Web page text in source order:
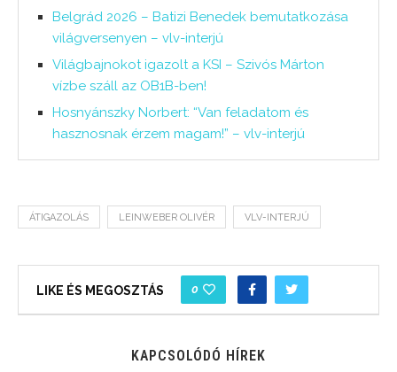
Belgrád 2026 – Batizi Benedek bemutatkozása
világversenyen – vlv-interjú
Világbajnokot igazolt a KSI – Szivós Márton
vízbe száll az OB1B-ben!
Hosnyánszky Norbert: “Van feladatom és
hasznosnak érzem magam!” – vlv-interjú
ÁTIGAZOLÁS LEINWEBER OLIVÉR VLV-INTERJÚ
LIKE ÉS MEGOSZTÁS 0
KAPCSOLÓDÓ HÍREK